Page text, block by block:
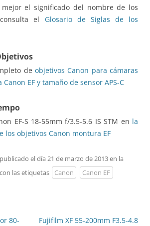
mejor el significado del nombre de los
el Glosario de Siglas de los
de objetivos Canon para cámaras
EF y tamaño de sensor APS-C
EF-S 18-55mm f/3.5-5.6 IS STM en la
los objetivos Canon montura EF
el día 21 de marzo de 2013 en la
con las etiquetas Canon Canon EF
80-
Fujifilm XF 55-200mm F3.5-4.8